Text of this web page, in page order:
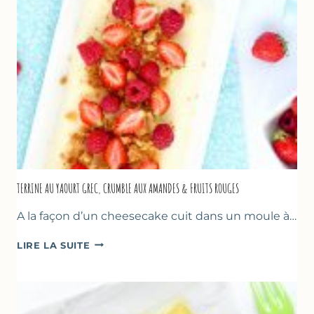
TERRINE AU YAOURT GREC, CRUMBLE AUX AMANDES & FRUITS ROUGES
A la façon d’un cheesecake cuit dans un moule à…
LIRE LA SUITE TERRINE
GREC,